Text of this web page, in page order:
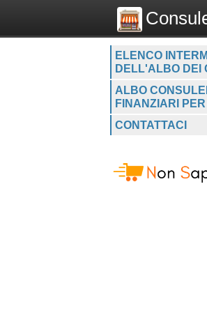
ELENCO
DELL'ALBO DEI
ALBO
FINANZIARI
CONTATTACI